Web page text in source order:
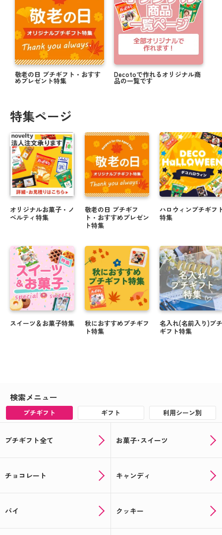
敬老の日 プチギフト・おすす
めプレゼント特集
Decotoで作れるオリジナル商
品の一覧です
特集ページ
オリジナルお菓子・ノ
ベルティ特集
スイーツ＆お菓子特集
敬老の日 プチギフ
ト・おすすめプレゼン
ト特集
秋におすすめプチギフ
ト特集
ハロウィンプチギフ
特集
名入れ(名前入り)プチ
ギフト特集
検索メニュー
プチギフト ギフト 利用シーン別
プチギフト全て お菓子･スイーツ
チョコレート キャンディ
パイ クッキー